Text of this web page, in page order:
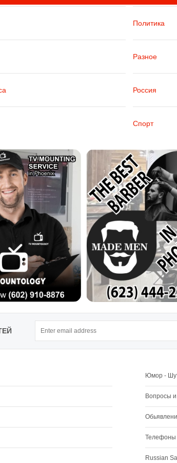
Политика
Разное
Россия
Спорт
Юмор -
Вопросы
Телефоны
Russian